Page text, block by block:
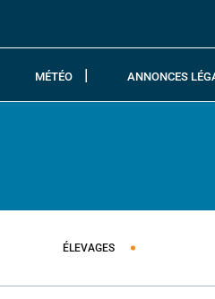
MÉTÉO ANNONCES
ÉLEVAGES